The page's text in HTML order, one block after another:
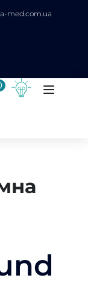
med.com.ua